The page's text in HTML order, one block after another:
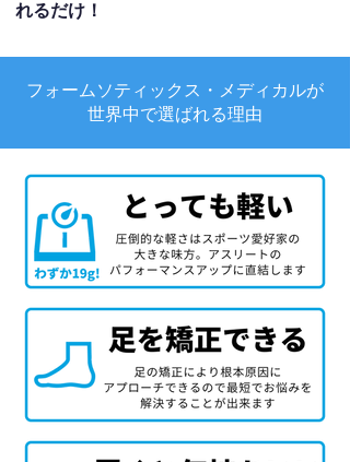
れるだけ！
フォームソティックス・メディカルが
世界中で選ばれる理由